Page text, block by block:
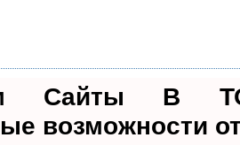
Сайты В
возможности